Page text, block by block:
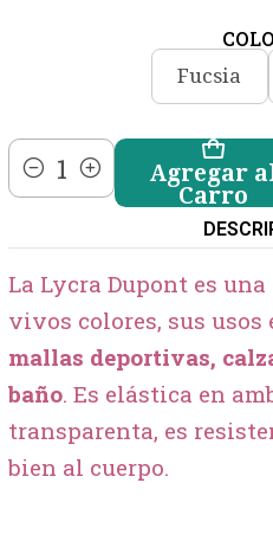
Fucsia
Cantidad
Agregar
Carro
La Lycra Dupont es
vivos colores, sus usos
mallas deportivas,
baño. Es elástica en
transparenta, es
bien al cuerpo.